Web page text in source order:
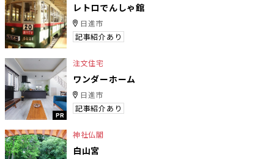
レトロでんしゃ館
日進市
記事紹介あり
PR
注文住宅
ワンダーホーム
日進市
記事紹介あり
神社仏閣
白山宮